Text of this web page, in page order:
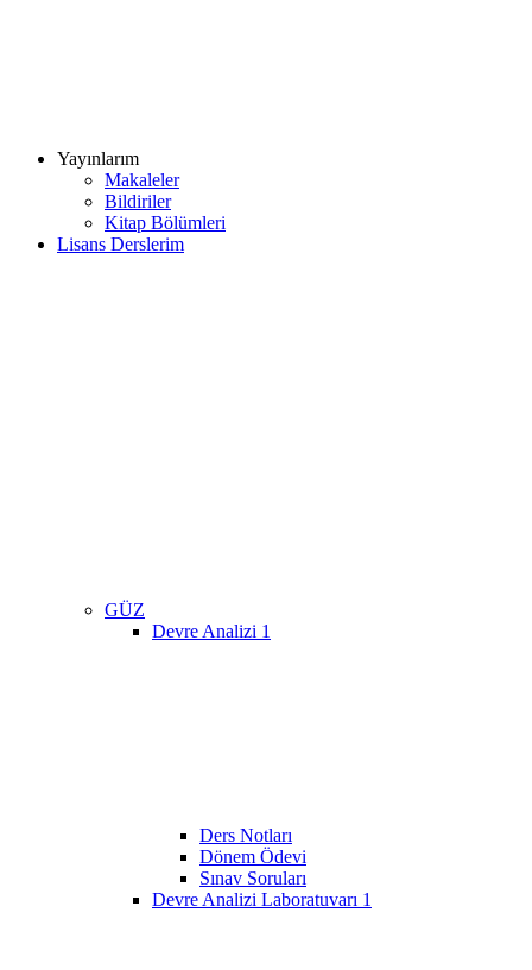
Yayınlarım
Makaleler
Bildiriler
Kitap Bölümleri
Lisans Derslerim
GÜZ
Devre Analizi 1
Ders Notları
Dönem Ödevi
Sınav Soruları
Devre Analizi Laboratuvarı 1